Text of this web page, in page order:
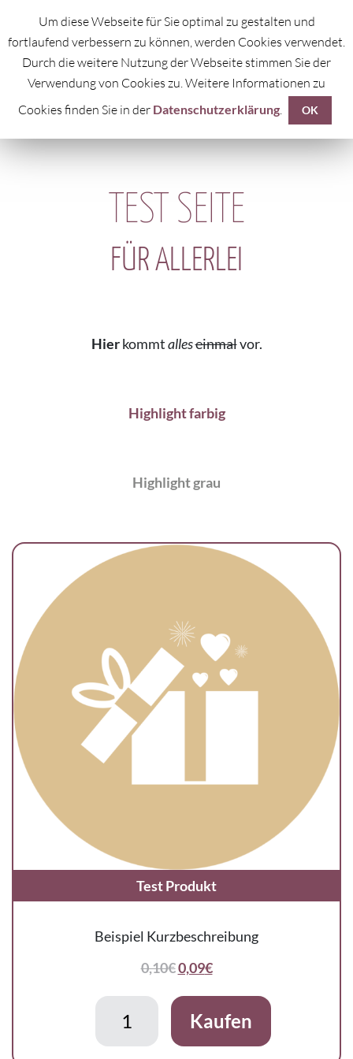
TEST SEITE
FÜR ALLERLEI
Hierkommtalleseinmalvor.
Highlight farbig
Highlight grau
Test Produkt
Beispiel Kurzbeschreibung
0,10€0,09€
Test Produkt Menge
Kaufen
Um diese Webseite für Sie optimal zu gestalten und
fortlaufend verbessern zu können, werden Cookies verwendet.
Durch die weitere Nutzung der Webseite stimmen Sie der
Verwendung von Cookies zu. Weitere Informationen zu
Cookies finden Sie in der Datenschutzerklärung. OK